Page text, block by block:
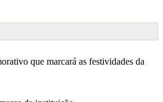
que marcará as festividades da